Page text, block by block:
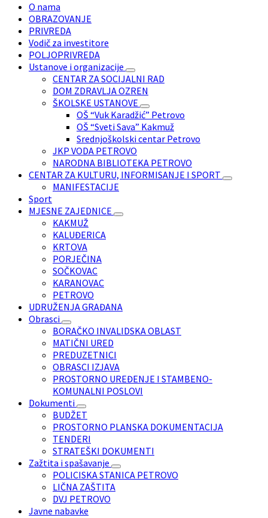
O nama
OBRAZOVANJE
PRIVREDA
Vodič za investitore
POLJOPRIVREDA
Ustanove i organizacije
CENTAR ZA SOCIJALNI RAD
DOM ZDRAVLJA OZREN
ŠKOLSKE USTANOVE
OŠ “Vuk Karadžić” Petrovo
OŠ “Sveti Sava” Kakmuž
Srednjoškolski centar Petrovo
JKP VODA PETROVO
NARODNA BIBLIOTEKA PETROVO
CENTAR ZA KULTURU, INFORMISANJE I SPORT
MANIFESTACIJE
Sport
MJESNE ZAJEDNICE
KAKMUŽ
KALUĐERICA
KRTOVA
PORJEČINA
SOČKOVAC
KARANOVAC
PETROVO
UDRUŽENJA GRAĐANA
Obrasci
BORAČKO INVALIDSKA OBLAST
MATIČNI URED
PREDUZETNICI
OBRASCI IZJAVA
PROSTORNO UREĐENJE I STAMBENO-
KOMUNALNI POSLOVI
Dokumenti
BUDŽET
PROSTORNO PLANSKA DOKUMENTACIJA
TENDERI
STRATEŠKI DOKUMENTI
Zažtita i spašavanje
POLICISKA STANICA PETROVO
LIČNA ZAŠTITA
DVJ PETROVO
Javne nabavke